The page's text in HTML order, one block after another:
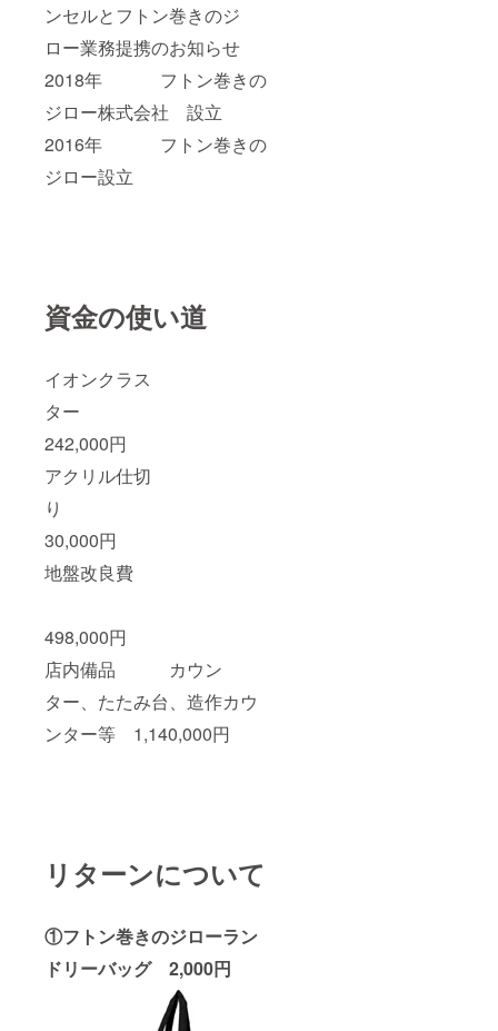
ンセルとフトン巻きのジ
ロー業務提携のお知らせ
2018年 フトン巻きの
ジロー株式会社 設立
2016年 フトン巻きの
ジロー設立
資金の使い道
イオンクラス
ター
242,000円
アクリル仕切
り
30,000円
地盤改良費
498,000円
店内備品 カウン
ター、たたみ台、造作カウ
ンター等 1,140,000円
リターンについて
①フトン巻きのジローラン
ドリーバッグ 2,000円